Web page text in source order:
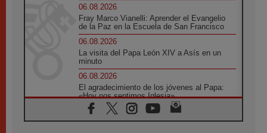
06.08.2026
Fray Marco Vianelli: Aprender el Evangelio
de la Paz en la Escuela de San Francisco
06.08.2026
La visita del Papa León XIV a Asís en un
minuto
06.08.2026
El agradecimiento de los jóvenes al Papa:
«Hoy nos sentimos Iglesia»
06.08.2026
Líbano: Reanudan los coloquios en Roma en